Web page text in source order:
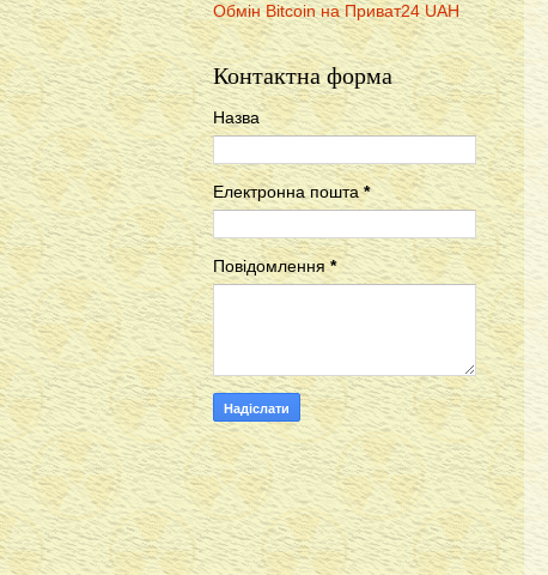
Обмін Bitcoin на Приват24 UAH
Контактна форма
Назва
Електронна пошта*
Повідомлення *